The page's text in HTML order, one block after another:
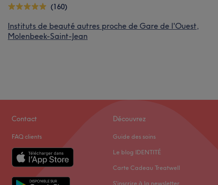
(160)
Instituts de beauté autres proche de Gare de l'Ouest,
Molenbeek-Saint-Jean
Contact
FAQ clients
Découvrez
Guide des soins
Le blog IDENTITÉ
Carte Cadeau Treatwell
S'inscrire à la newsletter